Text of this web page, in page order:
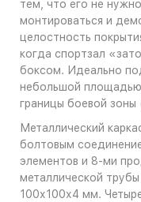
тем, что его не
монтироваться и
целостность
когда спортзал
боксом. Идеально
небольшой
границы боевой зоны
Металлический
болтовым
элементов и 8-ми
металлической
100х100х4 мм.